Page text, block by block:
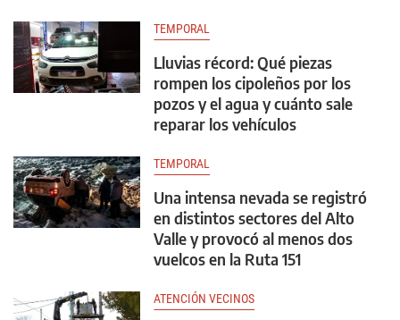
TEMPORAL
Lluvias récord: Qué piezas
rompen los cipoleños por los
pozos y el agua y cuánto sale
reparar los vehículos
TEMPORAL
Una intensa nevada se registró
en distintos sectores del Alto
Valle y provocó al menos dos
vuelcos en la Ruta 151
ATENCIÓN VECINOS